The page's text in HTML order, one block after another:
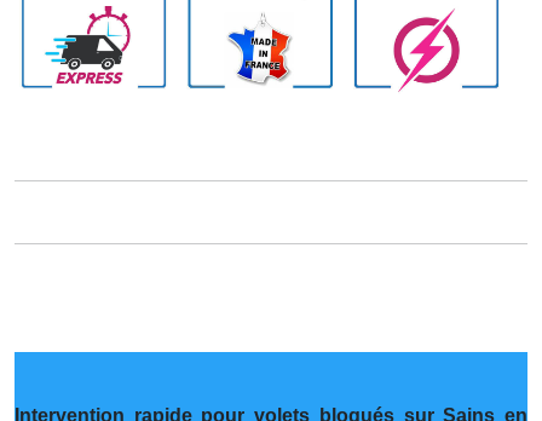
Intervention rapide pour volets bloqués sur Sains en